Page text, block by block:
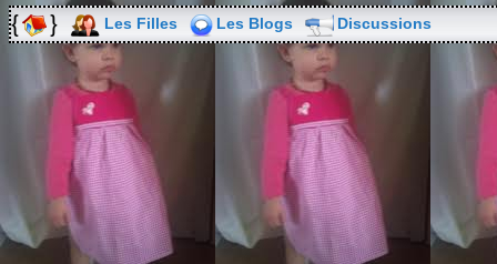
Les Filles Les Blogs Discussions